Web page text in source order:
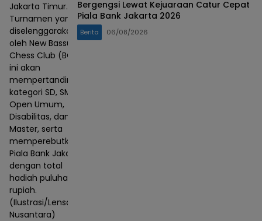
Jakarta Timur.
Turnamen yang
diselenggarakan
oleh New Bassura
Chess Club (BCC)
ini akan
mempertandingkan
kategori SD, SMP,
Open Umum,
Disabilitas, dan
Master, serta
memperebutkan
Piala Bank Jakarta
dengan total
hadiah puluhan juta
rupiah.
(Ilustrasi/Lensa
Nusantara)
Bergengsi Lewat Kejuaraan Catur Cepat
Piala Bank Jakarta 2026
Berita 06/08/2026